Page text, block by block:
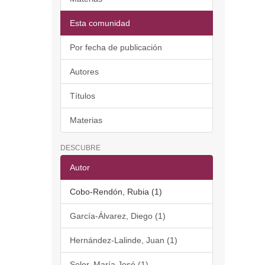
Esta comunidad
Por fecha de publicación
Autores
Títulos
Materias
DESCUBRE
Autor
Cobo-Rendón, Rubia (1)
García-Álvarez, Diego (1)
Hernández-Lalinde, Juan (1)